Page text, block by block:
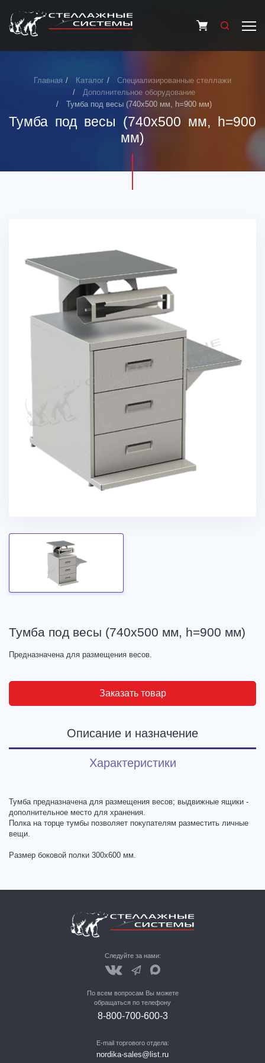
Главная Каталог
Специализированные стеллажи
Дополнительное оборудование
Тумба под весы (740х500 мм, h=900 мм)
Тумба под весы (740х500 мм, h=900
мм)
Тумба под весы (740х500 мм, h=900 мм)
Предназначена для размещения весов.
Заказать товар
Описание и назначение
Характеристики
Тумба предназначена для размещения весов; выдвижные ящики -
дополнительное место для хранения.
Полка на торце тумбы позволяет покупателям разместить личные
вещи.
Размер боковой полки 300х600 мм.
Следуйте за нами:
По всем вопросам Вы можете
обращаться по телефону
8-800-700-600-3
E-mail торгового отдела:
nordika-sales@list.ru